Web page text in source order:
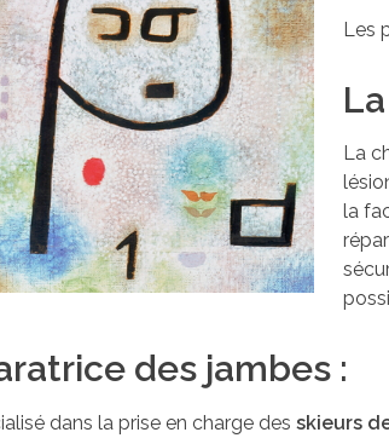
Les
La
la
des jambes :
dans la prise en charge des skieurs